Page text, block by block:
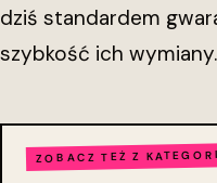
dziś standardem
szybkość ich wymiany.
ZOBACZ TEŻ Z